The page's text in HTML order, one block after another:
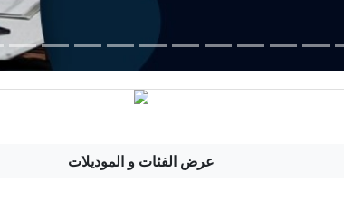
عرض الفئات و الموديلات